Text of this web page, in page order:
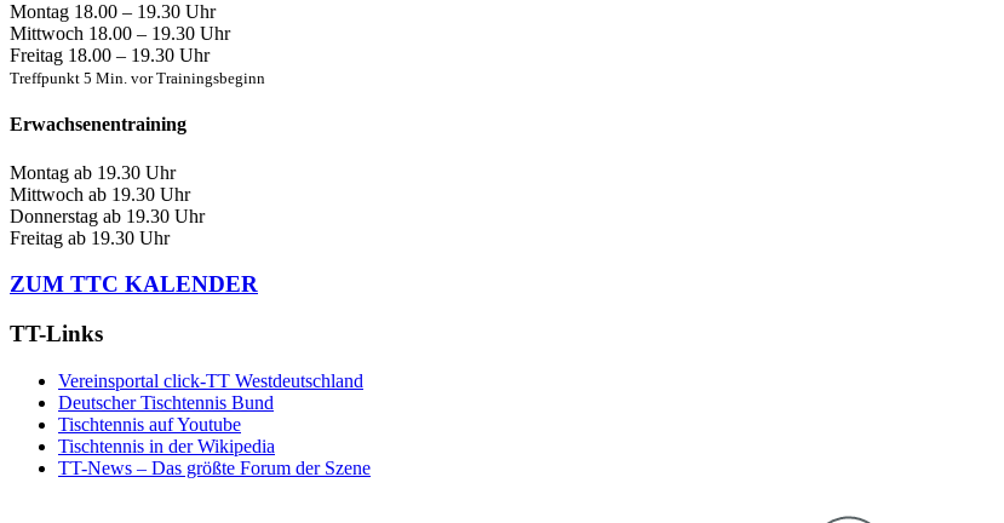
Montag 18.00 – 19.30 Uhr
Mittwoch 18.00 – 19.30 Uhr
Freitag 18.00 – 19.30 Uhr
Treffpunkt 5 Min. vor Trainingsbeginn
Erwachsenentraining
Montag ab 19.30 Uhr
Mittwoch ab 19.30 Uhr
Donnerstag ab 19.30 Uhr
Freitag ab 19.30 Uhr
ZUM TTC KALENDER
TT-Links
Vereinsportal click-TT Westdeutschland
Deutscher Tischtennis Bund
Tischtennis auf Youtube
Tischtennis in der Wikipedia
TT-News – Das größte Forum der Szene